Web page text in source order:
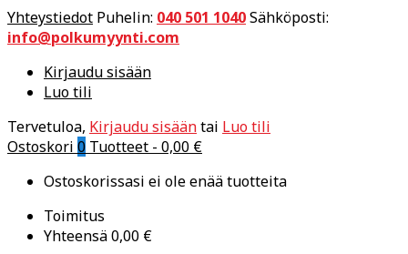
Yhteystiedot Puhelin: 040 501 1040Sähköposti:
info@polkumyynti.com
Kirjaudu sisään
Luo tili
Tervetuloa, Kirjaudu sisääntai Luo tili
Ostoskori 0 Tuotteet - 0,00 €
Ostoskorissasi ei ole enää tuotteita
Toimitus
Yhteensä0,00 €